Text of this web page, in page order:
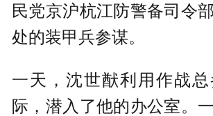
民党京沪杭江防警备司令
处的装甲兵参谋。
一天，沈世猷利用作战
际，潜入了他的办公室。